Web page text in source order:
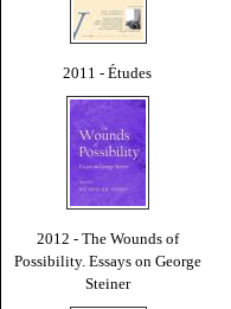
2011 - Études
2012 - The Wounds of
Possibility. Essays on George
Steiner